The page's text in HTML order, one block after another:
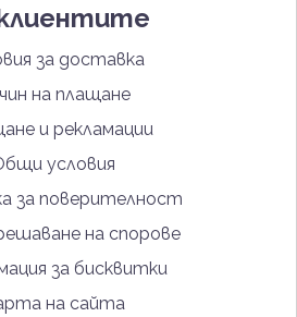
за доставка
на плащане
и рекламации
условия
за поверителност
на спорове
за бисквитки
на сайта